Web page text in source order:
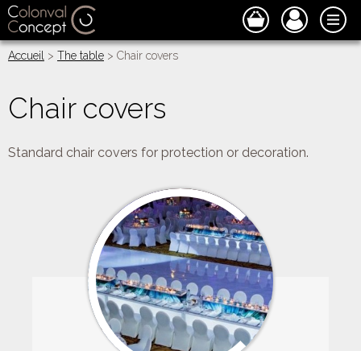
Accueil > The table > Chair covers
Chair covers
Standard chair covers for protection or decoration.